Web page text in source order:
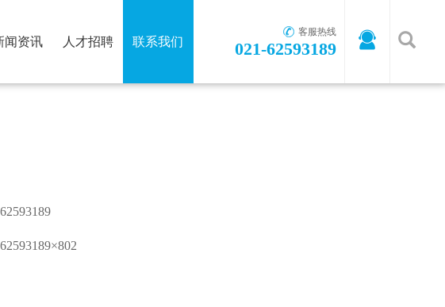
闻资讯 人才招聘 联系我们
客服热线
021-62593189